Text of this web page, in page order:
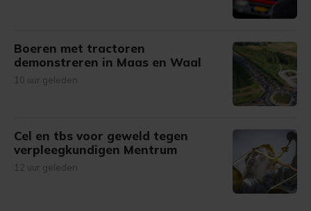
Boeren met tractoren
demonstreren in Maas en Waal
10 uur geleden
Cel en tbs voor geweld tegen
verpleegkundigen Mentrum
12 uur geleden